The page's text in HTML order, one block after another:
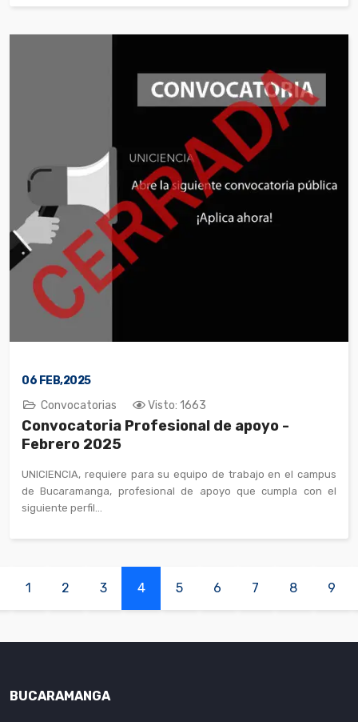
06 FEB,2025
Convocatorias
Visto: 1663
Convocatoria Profesional de apoyo -
Febrero 2025
UNICIENCIA, requiere para su equipo de trabajo en el campus
de Bucaramanga, profesional de apoyo que cumpla con el
siguiente perfil...
1 2 3 4 5 6 7 8 9
BUCARAMANGA